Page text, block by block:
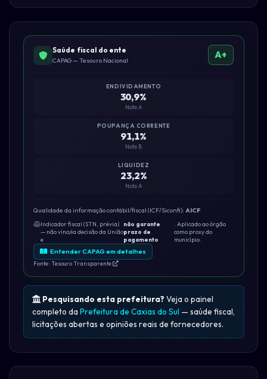
Saúde fiscal do ente
CAPAG — Tesouro Nacional
A+
ENDIVIDAMENTO
30,9%
Nota A
POUPANÇA CORRENTE
91,1%
Nota B
LIQUIDEZ
23,2%
Nota A
Qualidade da informação contábil/fiscal (ICF/Siconfi): AICF
Indicador fiscal (STN, prévia)
— não vincula decisão da União
e
não garante
prazo de
pagamento
. Aplicado ao órgão
como proxy do
município.
Entender CAPAG em detalhes
Fonte: Tesouro Transparente
Pesquisando esta prefeitura? Veja o painel
completo da Prefeitura de Caxias do Sul — saúde fiscal,
licitações abertas e opiniões reais de fornecedores.